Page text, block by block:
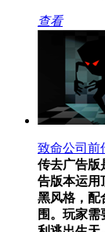
查看
致命公司前
传去广告版
告版本运用
黑风格，配
围。玩家